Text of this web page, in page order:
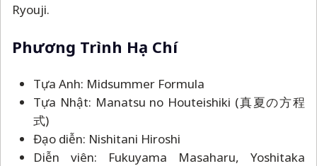
Ryouji.
Phương Trình Hạ Chí
Tựa Anh: Midsummer Formula
Tựa Nhật: Manatsu no Houteishiki (真夏の方程
式)
Đạo diễn: Nishitani Hiroshi
Diễn viên: Fukuyama Masaharu, Yoshitaka